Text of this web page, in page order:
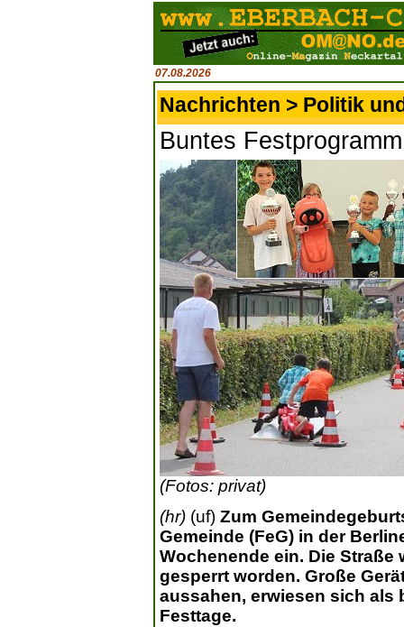
07.08.2026
Nachrichten > Politik
Buntes
(Fotos: privat)
(hr) (uf) Zum
Gemeinde (FeG) in der
Wochenende ein. Die
gesperrt worden. Große
aussahen, erwiesen sich als
Festtage.